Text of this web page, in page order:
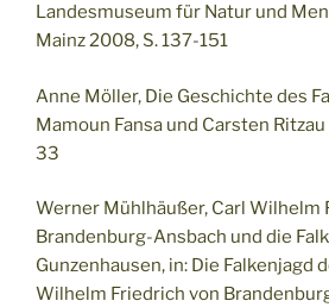
Landesmuseum für Natur und
Mainz 2008, S. 137-151
Anne Möller, Die Geschichte des
Mamoun Fansa und Carsten Ritzau
33
Werner Mühlhäußer, Carl Wilhelm
Brandenburg-Ansbach und die
Gunzenhausen, in: Die Falkenjagd
Wilhelm Friedrich von